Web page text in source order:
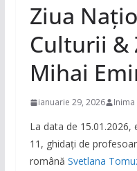
Ziua
Culturii &
Mihai
ianuarie 29, 2026
La data de 15.01.2026,
11, ghidați de
română Svetlana